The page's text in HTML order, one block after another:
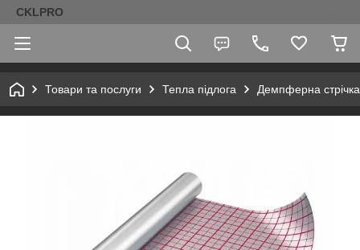
CKLPRO
Товари та послуги Тепла підлога Демпферна